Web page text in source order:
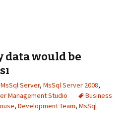
data would be
MsSql Server, MsSql Server 2008,
Management Studio
Business
, Development Team, MsSql